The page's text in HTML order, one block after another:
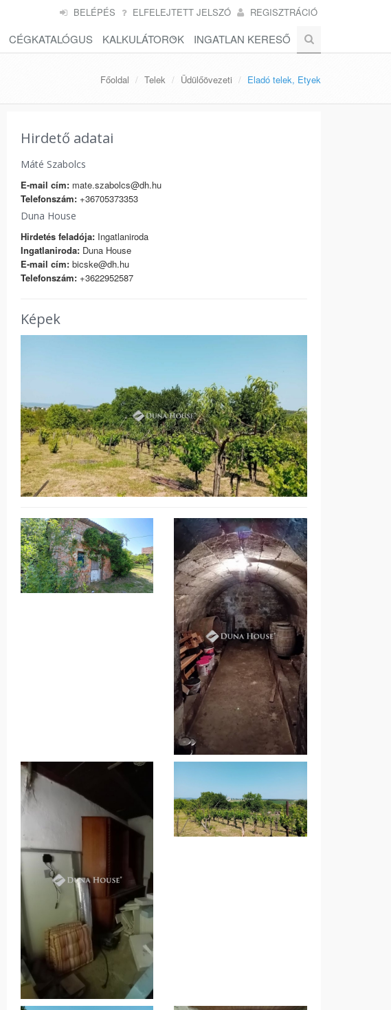
BELÉPÉS ELFELEJTETT JELSZÓ REGISZTRÁCIÓ
CÉGKATALÓGUS KALKULÁTOROK INGATLAN KERESŐ
Főoldal Telek Üdülőövezeti Eladó telek, Etyek
Hirdető adatai
Máté Szabolcs
E-mail cím:mate.szabolcs@dh.hu
Telefonszám:+36705373353
Duna House
Hirdetés feladója:Ingatlaniroda
Ingatlaniroda:Duna House
E-mail cím:bicske@dh.hu
Telefonszám:+3622952587
Képek